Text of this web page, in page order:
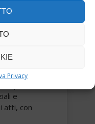
Privacy
Conti
normative
il
dalla
lettura dei
e
atti, con